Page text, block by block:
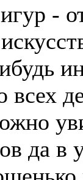
-
всех
да в